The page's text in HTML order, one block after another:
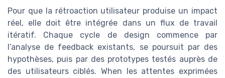
Pour que la rétroaction utilisateur produise un impact
réel, elle doit être intégrée dans un flux de travail
itératif. Chaque cycle de design commence par
l’analyse de feedback existants, se poursuit par des
hypothèses, puis par des prototypes testés auprès de
des utilisateurs ciblés. When les attentes exprimées